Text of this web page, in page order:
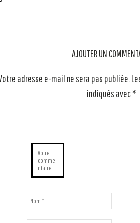
AJOUTER UN
adresse e-mail ne sera pas publiée.
indiqués avec*